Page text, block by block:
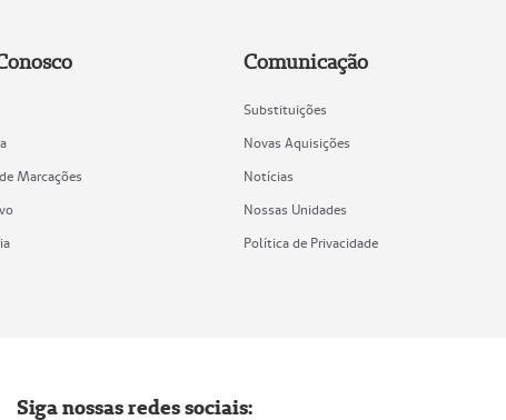
Marcações
Comunicação
Substituições
Novas Aquisições
Notícias
Nossas Unidades
Política de Privacidade
Siga nossas redes sociais: